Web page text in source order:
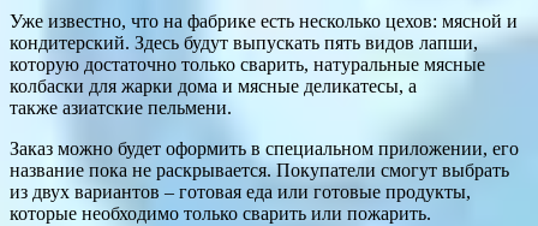
Уже известно, что на фабрике есть несколько цехов: мясной и
кондитерский. Здесь будут выпускать пять видов лапши,
которую достаточно только сварить, натуральные мясные
колбаски для жарки дома и мясные деликатесы, а
также азиатские пельмени.
Заказ можно будет оформить в специальном приложении, его
название пока не раскрывается. Покупатели смогут выбрать
из двух вариантов – готовая еда или готовые продукты,
которые необходимо только сварить или пожарить.